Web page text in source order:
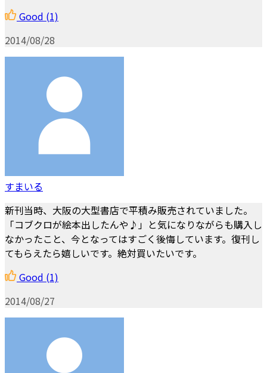
Good (1)
2014/08/28
すまいる
新刊当時、大阪の大型書店で平積み販売されていました。
「コブクロが絵本出したんや♪」と気になりながらも購入し
なかったこと、今となってはすごく後悔しています。復刊し
てもらえたら嬉しいです。絶対買いたいです。
Good (1)
2014/08/27